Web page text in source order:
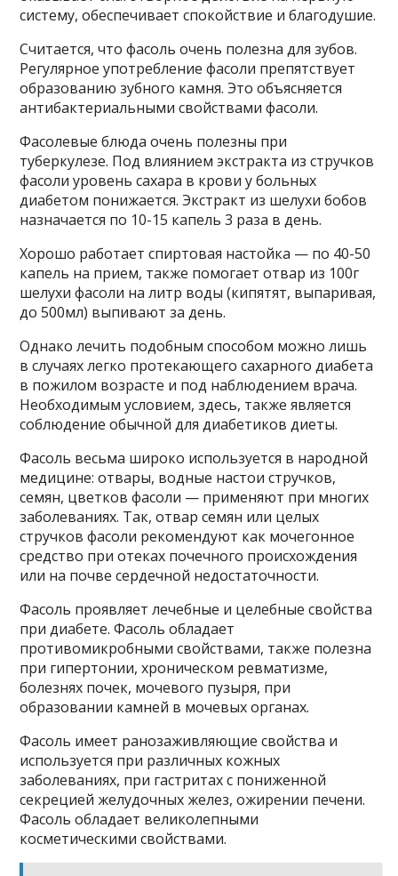
систему, обеспечивает спокойствие и благодушие.
Считается, что фасоль очень полезна для зубов.
Регулярное употребление фасоли препятствует
образованию зубного камня. Это объясняется
антибактериальными свойствами фасоли.
Фасолевые блюда очень полезны при
туберкулезе. Под влиянием экстракта из стручков
фасоли уровень сахара в крови у больных
диабетом понижается. Экстракт из шелухи бобов
назначается по 10-15 капель 3 раза в день.
Хорошо работает спиртовая настойка — по 40-50
капель на прием, также помогает отвар из 100г
шелухи фасоли на литр воды (кипятят, выпаривая,
до 500мл) выпивают за день.
Однако лечить подобным способом можно лишь
в случаях легко протекающего сахарного диабета
в пожилом возрасте и под наблюдением врача.
Необходимым условием, здесь, также является
соблюдение обычной для диабетиков диеты.
Фасоль весьма широко используется в народной
медицине: отвары, водные настои стручков,
семян, цветков фасоли — применяют при многих
заболеваниях. Так, отвар семян или целых
стручков фасоли рекомендуют как мочегонное
средство при отеках почечного происхождения
или на почве сердечной недостаточности.
Фасоль проявляет лечебные и целебные свойства
при диабете. Фасоль обладает
противомикробными свойствами, также полезна
при гипертонии, хроническом ревматизме,
болезнях почек, мочевого пузыря, при
образовании камней в мочевых органах.
Фасоль имеет ранозаживляющие свойства и
используется при различных кожных
заболеваниях, при гастритах с пониженной
секрецией желудочных желез, ожирении печени.
Фасоль обладает великолепными
косметическими свойствами.